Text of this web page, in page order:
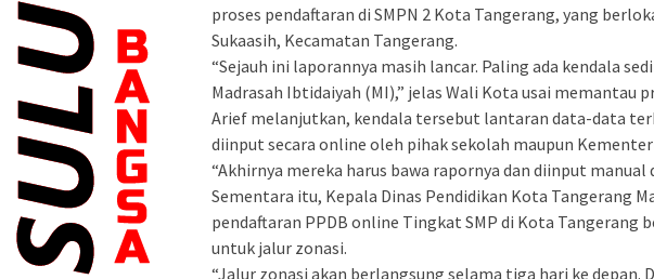
proses pendaftaran di SMPN 2 Kota Tangerang, yang
Sukaasih, Kecamatan Tangerang.
“Sejauh ini laporannya masih lancar. Paling ada kendala
Madrasah Ibtidaiyah (MI),” jelas Wali Kota usai memantau
Arief melanjutkan, kendala tersebut lantaran data-data
diinput secara online oleh pihak sekolah maupun
“Akhirnya mereka harus bawa rapornya dan diinput
Sementara itu, Kepala Dinas Pendidikan Kota Tangerang
pendaftaran PPDB online Tingkat SMP di Kota Tangerang
untuk jalur zonasi.
“Jalur zonasi akan berlangsung selama tiga hari ke depan.